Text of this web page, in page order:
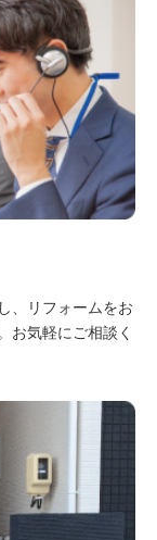
、リフォームをお
お気軽にご相談く